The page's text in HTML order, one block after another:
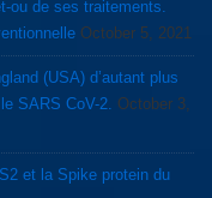
ou de ses traitements.
October 5, 2021
(USA) d’autant plus
SARS CoV-2. October 3,
et la Spike protein du